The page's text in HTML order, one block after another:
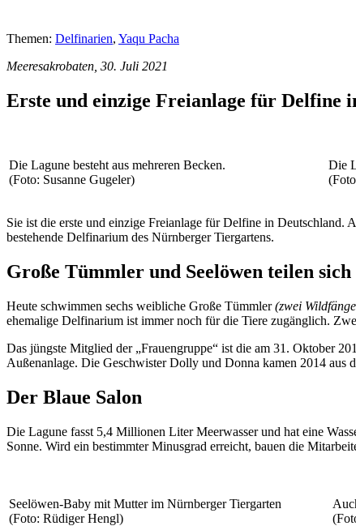
Themen: Delfinarien, Yaqu Pacha
Meeresakrobaten, 30. Juli 2021
Erste und einzige Freianlage für Delfine
Die Lagune besteht aus mehreren Becken.
(Foto: Susanne Gugeler)
Die
Sie ist die erste und einzige Freianlage für Delfine in Deutschland.
bestehende Delfinarium des Nürnberger Tiergartens.
Große Tümmler und Seelöwen teilen sich
Heute schwimmen sechs weibliche Große Tümmler(zwei
ehemalige Delfinarium ist immer noch für die Tiere zugänglich.
Das jüngste Mitglied der „Frauengruppe“ ist die am 31. Oktober
Außenanlage. Die Geschwister Dolly und Donna kamen 2014 aus
Der Blaue Salon
Die Lagune fasst 5,4 Millionen Liter Meerwasser und hat eine
Sonne. Wird ein bestimmter Minusgrad erreicht, bauen die
Seelöwen-Baby mit Mutter im Nürnberger Tiergarten
(Foto: Rüdiger Hengl)